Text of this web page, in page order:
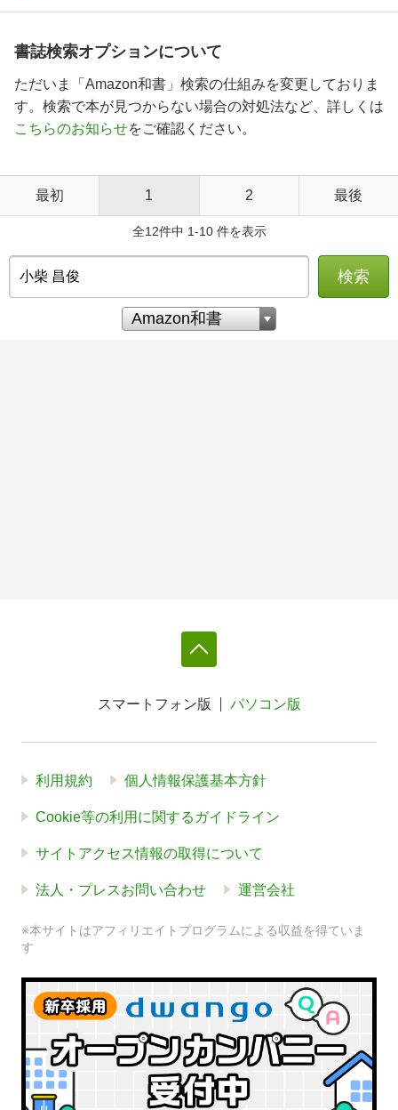
書誌検索オプションについて
ただいま「Amazon和書」検索の仕組みを変更しておりま
す。検索で本が見つからない場合の対処法など、詳しくは
こちらのお知らせをご確認ください。
最初 1 2 最後
全12件中 1-10 件を表示
検索
スマートフォン版 パソコン版
利用規約 個人情報保護基本方針
Cookie等の利用に関するガイドライン
サイトアクセス情報の取得について
法人・プレスお問い合わせ 運営会社
※本サイトはアフィリエイトプログラムによる収益を得ていま
す